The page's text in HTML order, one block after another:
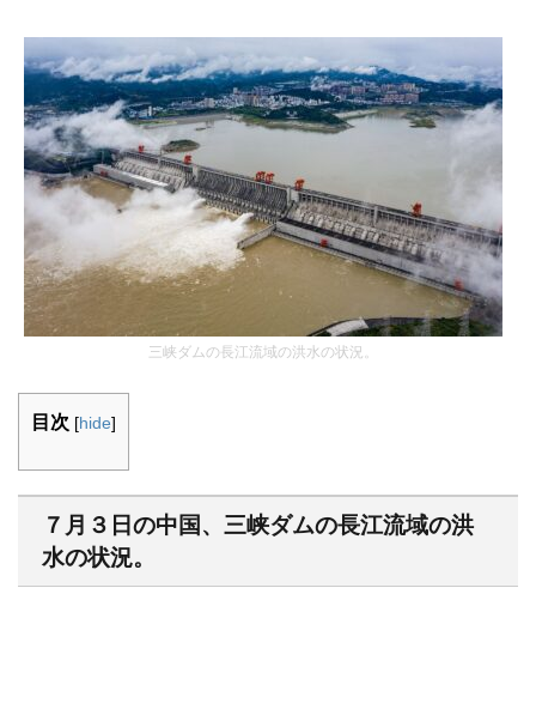
三峡ダムの長江流域の洪水の状況。
目次 [hide]
７月３日の中国、三峡ダムの長江流域の洪
水の状況。